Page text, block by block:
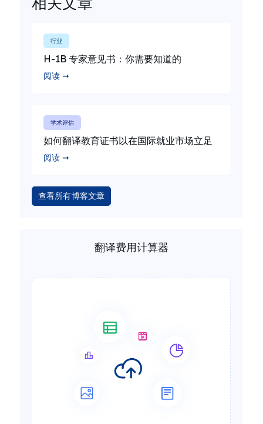
行业
H-1B 专家意见书：你需要知道的
阅读 ➞
学术评估
如何翻译教育证书以在国际就业市场立足
阅读 ➞
查看所有博客文章
翻译费用计算器